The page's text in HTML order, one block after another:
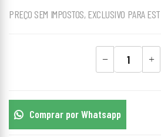
PREÇO SEM IMPOSTOS, EXCLUSIVO PARA
Comprar por Whatsapp